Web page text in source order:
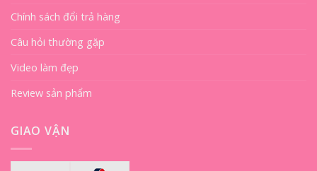
Chính sách đổi trả hàng
Câu hỏi thường gặp
Video làm đẹp
Review sản phẩm
GIAO VẬN